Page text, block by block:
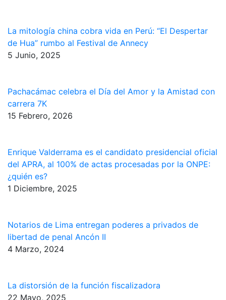
La mitología china cobra vida en Perú: “El Despertar
de Hua” rumbo al Festival de Annecy
5 Junio, 2025
Pachacámac celebra el Día del Amor y la Amistad con
carrera 7K
15 Febrero, 2026
Enrique Valderrama es el candidato presidencial oficial
del APRA, al 100% de actas procesadas por la ONPE:
¿quién es?
1 Diciembre, 2025
Notarios de Lima entregan poderes a privados de
libertad de penal Ancón II
4 Marzo, 2024
La distorsión de la función fiscalizadora
22 Mayo, 2025